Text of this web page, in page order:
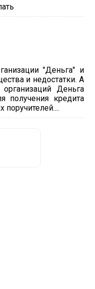
"Деньга" и
и недостатки. А
Деньга
получения кредита
поручителей....